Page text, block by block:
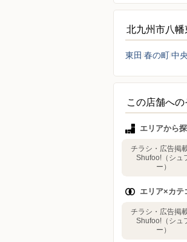
北九州市八
東田 春の町中央
この店舗へ
エリアから
チラシ・広告掲
Shufoo!（シュ
ー）
エリア×カテ
チラシ・広告掲
Shufoo!（シュ
ー）